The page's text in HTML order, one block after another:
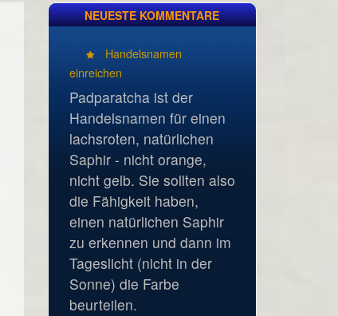
NEUESTE KOMMENTARE
Handelsnamen
einreichen
Padparatcha ist der
Handelsnamen für einen
lachsroten, natürlichen
Saphir - nicht orange,
nicht gelb. Sie sollten also
die Fähigkeit haben,
einen natürlichen Saphir
zu erkennen und dann im
Tageslicht (nicht in der
Sonne) die Farbe
beurteilen.